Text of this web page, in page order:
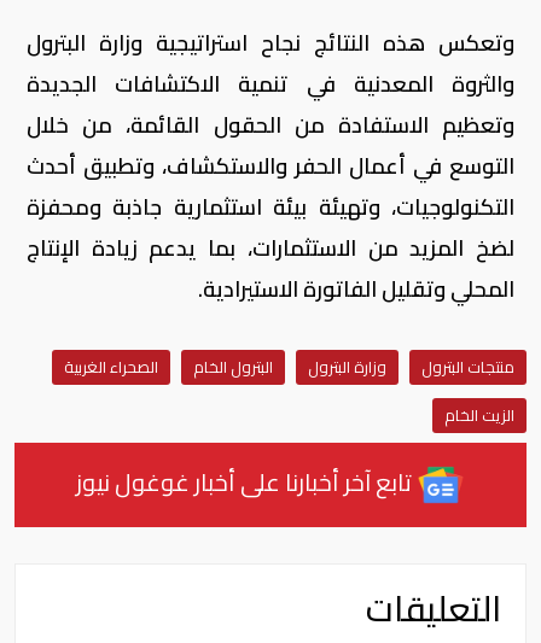
وتعكس هذه النتائج نجاح استراتيجية وزارة البترول
والثروة المعدنية في تنمية الاكتشافات الجديدة
وتعظيم الاستفادة من الحقول القائمة، من خلال
التوسع في أعمال الحفر والاستكشاف، وتطبيق أحدث
التكنولوجيات، وتهيئة بيئة استثمارية جاذبة ومحفزة
لضخ المزيد من الاستثمارات، بما يدعم زيادة الإنتاج
المحلي وتقليل الفاتورة الاستيرادية.
منتجات البترول وزارة البترول البترول الخام
الصحراء الغربية
الزيت الخام
تابع آخر أخبارنا على أخبار غوغول نيوز
التعليقات